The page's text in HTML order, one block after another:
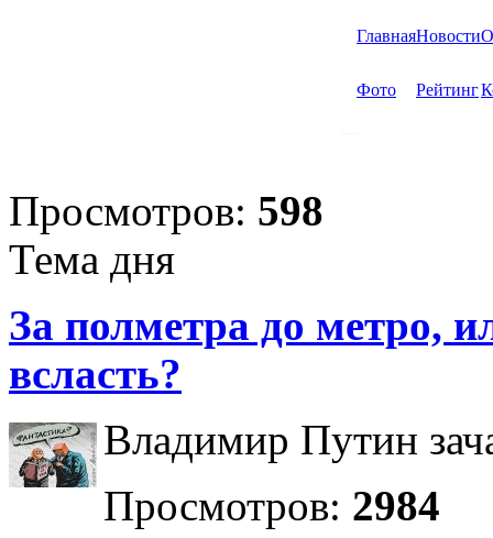
ГлавнаяНовости
Фото Рейтинг
Просмотров: 598
Тема дня
За полметра до метро,
всласть?
Владимир Путин
Просмотров: 2984